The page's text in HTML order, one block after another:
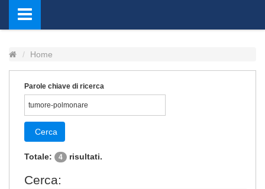
Home
Parole chiave di ricerca
Cerca
Totale: 4 risultati.
Cerca: